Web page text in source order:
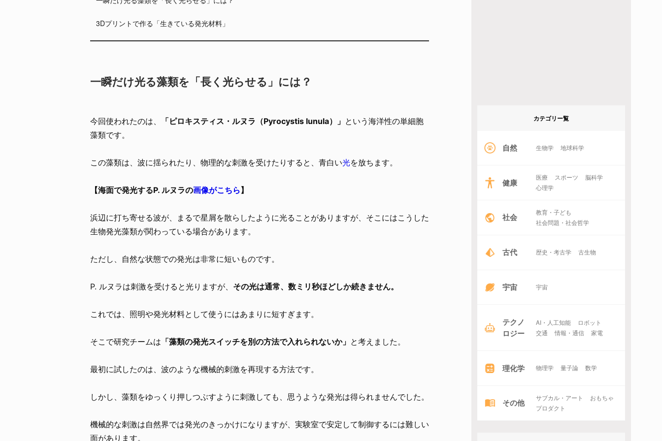
3Dプリントで作る「生きている発光材料」
一瞬だけ光る藻類を「長く光らせる」には？
今回使われたのは、 「ピロキスティス・ルヌラ（Pyrocystis lunula）」 という海洋性の単細胞
藻類です。
この藻類は、波に揺られたり、物理的な刺激を受けたりすると、青白い光を放ちます。
【海面で発光するP. ルヌラの画像がこちら 】
浜辺に打ち寄せる波が、まるで星屑を散らしたように光ることがありますが、そこにはこうした
生物発光藻類が関わっている場合があります。
ただし、自然な状態での発光は非常に短いものです。
P. ルヌラは刺激を受けると光りますが、 その光は通常、数ミリ秒ほどしか続きません。
これでは、照明や発光材料として使うにはあまりに短すぎます。
そこで研究チームは 「藻類の発光スイッチを別の方法で入れられないか」 と考えました。
最初に試したのは、波のような機械的刺激を再現する方法です。
しかし、藻類をゆっくり押しつぶすように刺激しても、思うような発光は得られませんでした。
機械的な刺激は自然界では発光のきっかけになりますが、実験室で安定して制御するには難しい
面があります。
カテゴリー覧
自然 生物学 地球科学
健康 医療 スポーツ
脳科学
心理学
社会
教育・子ども
社会問題・社会哲学
古代 歴史・考古学 古生物
宇宙 宇宙
テクノ
ロジー
AI・人工知能
ロボット
交通
情報・通信 家電
理化学 物理学 量子論 数学
その他 サブカル・アート
おもちゃ
プロダクト